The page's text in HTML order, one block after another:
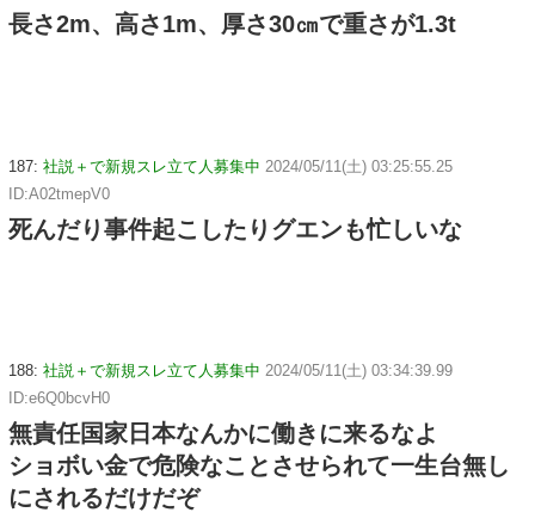
長さ2m、高さ1m、厚さ30㎝で重さが1.3t
187: 社説＋で新規スレ立て人募集中 2024/05/11(土) 03:25:55.25
ID:A02tmepV0
死んだり事件起こしたりグエンも忙しいな
188: 社説＋で新規スレ立て人募集中 2024/05/11(土) 03:34:39.99
ID:e6Q0bcvH0
無責任国家日本なんかに働きに来るなよ
ショボい金で危険なことさせられて一生台無し
にされるだけだぞ